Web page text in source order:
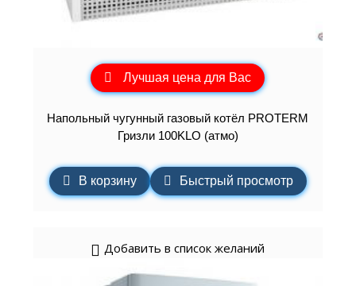
Лучшая цена для Вас
Напольный чугунный газовый котёл PROTERM
Гризли 100KLO (атмо)
В корзину Быстрый просмотр
Добавить в список желаний